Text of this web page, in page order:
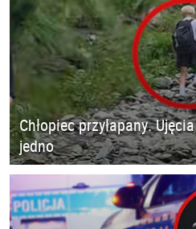
Chłopiec przyłapany.
jedno